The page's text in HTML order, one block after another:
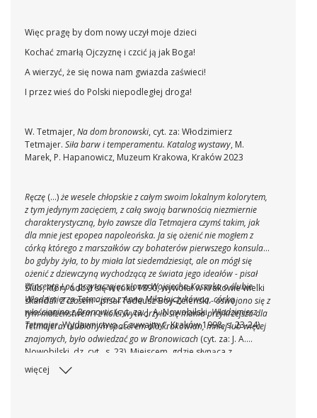
Więc pragę by dom nowy uczył moje dzieci
Kochać zmarłą Ojczyznę i czcić ją jak Boga!
A wierzyć, że się nowa nam gwiazda zaświeci!
I przez wieś do Polski niepodległej droga!
W. Tetmajer, Na dom bronowski, cyt. za: Włodzimierz
Tetmajer. Siła barw i temperamentu. Katalog wystawy, M.
Marek, P. Hapanowicz, Muzeum Krakowa, Kraków 2023
Ręczę (...)że wesele chłopskie z całym swoim lokalnym kolorytem,
z tym jedynym zacięciem, z całą swoją barwnością niezmiernie
charakterystyczną, było zawsze dla Tetmajera czymś takim, jak
dla mnie jest epopea napoleońska. Ja się ożenić nie mogłem z
córką którego z marszałków czy bohaterów pierwszego konsula,
bo gdyby żyła, to by miała lat siedemdziesiąt, ale on mógł się
ożenić z dziewczyną wychodzącą ze świata jego ideałów - pisał
Wincenty Łoś, przytaczając słowa Wojciecha Kossaka o ślubie
Włodzimierza Tetmajera z Anną Mikołajczykówną, córką
włościanina z Bronowic(cyt. za: J. A. Nowobilski,Włodzimierz
Tetmajer, Wydawnictwo „Czuwajmy“, Kraków 1998, s. 23-24).
Ślub, który odbył się w roku 1890, wywołał w Krakowie wielki
skandal.Z czasem- pisał Tadeusz Boy-Żeleński -oswojono się z
tym małżeństwem i z kolei wytworzyła się mania przykrzejsza dla
Tetmajera: ulubionym spacerem dla krakowian, mniej lub więcej
znajomych, było odwiedzać go w Bronowicach (cyt. za: J. A.
Nowobilski, dz. cyt., s. 23). Miejscem, gdzie słynąca z
serdeczności i gościnności Anna podejmowała krakowskich
gości była Tetmajerówka. Był to zakupiony w 1902 r. przez
więcej